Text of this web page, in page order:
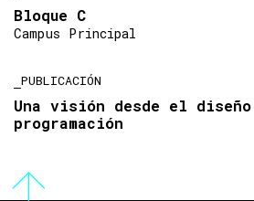
Bloque C
Campus Principal
PUBLICACIÓN
Una visión desde el
programación